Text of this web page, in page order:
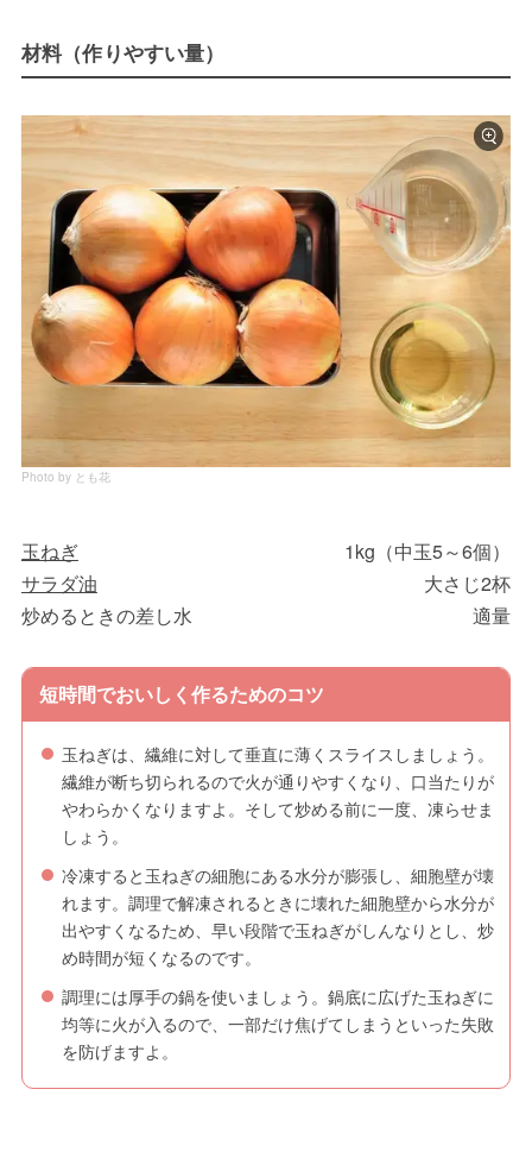
材料（作りやすい量）
Photo by とも花
玉ねぎ
1kg（中玉5～6個）
サラダ油
大さじ2杯
炒めるときの差し水
適量
短時間でおいしく作るためのコツ
玉ねぎは、繊維に対して垂直に薄くスライスしましょう。
繊維が断ち切られるので火が通りやすくなり、口当たりが
やわらかくなりますよ。そして炒める前に一度、凍らせま
しょう。
冷凍すると玉ねぎの細胞にある水分が膨張し、細胞壁が壊
れます。調理で解凍されるときに壊れた細胞壁から水分が
出やすくなるため、早い段階で玉ねぎがしんなりとし、炒
め時間が短くなるのです。
調理には厚手の鍋を使いましょう。鍋底に広げた玉ねぎに
均等に火が入るので、一部だけ焦げてしまうといった失敗
を防げますよ。